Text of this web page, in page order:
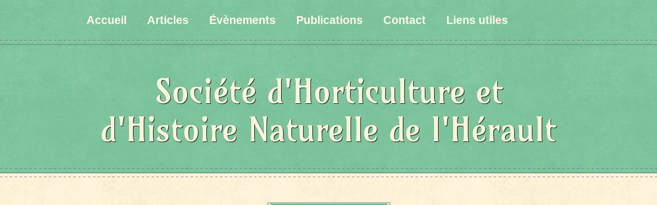
Accueil Articles Évènements Publications Contact Liens utiles
Société d'Horticulture et
d'Histoire Naturelle de l'Hérault
État/Pays